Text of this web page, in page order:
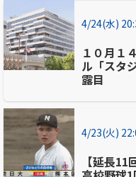
4/24(水)
１０月１
ル「スタ
露目
4/23(火)
【延長